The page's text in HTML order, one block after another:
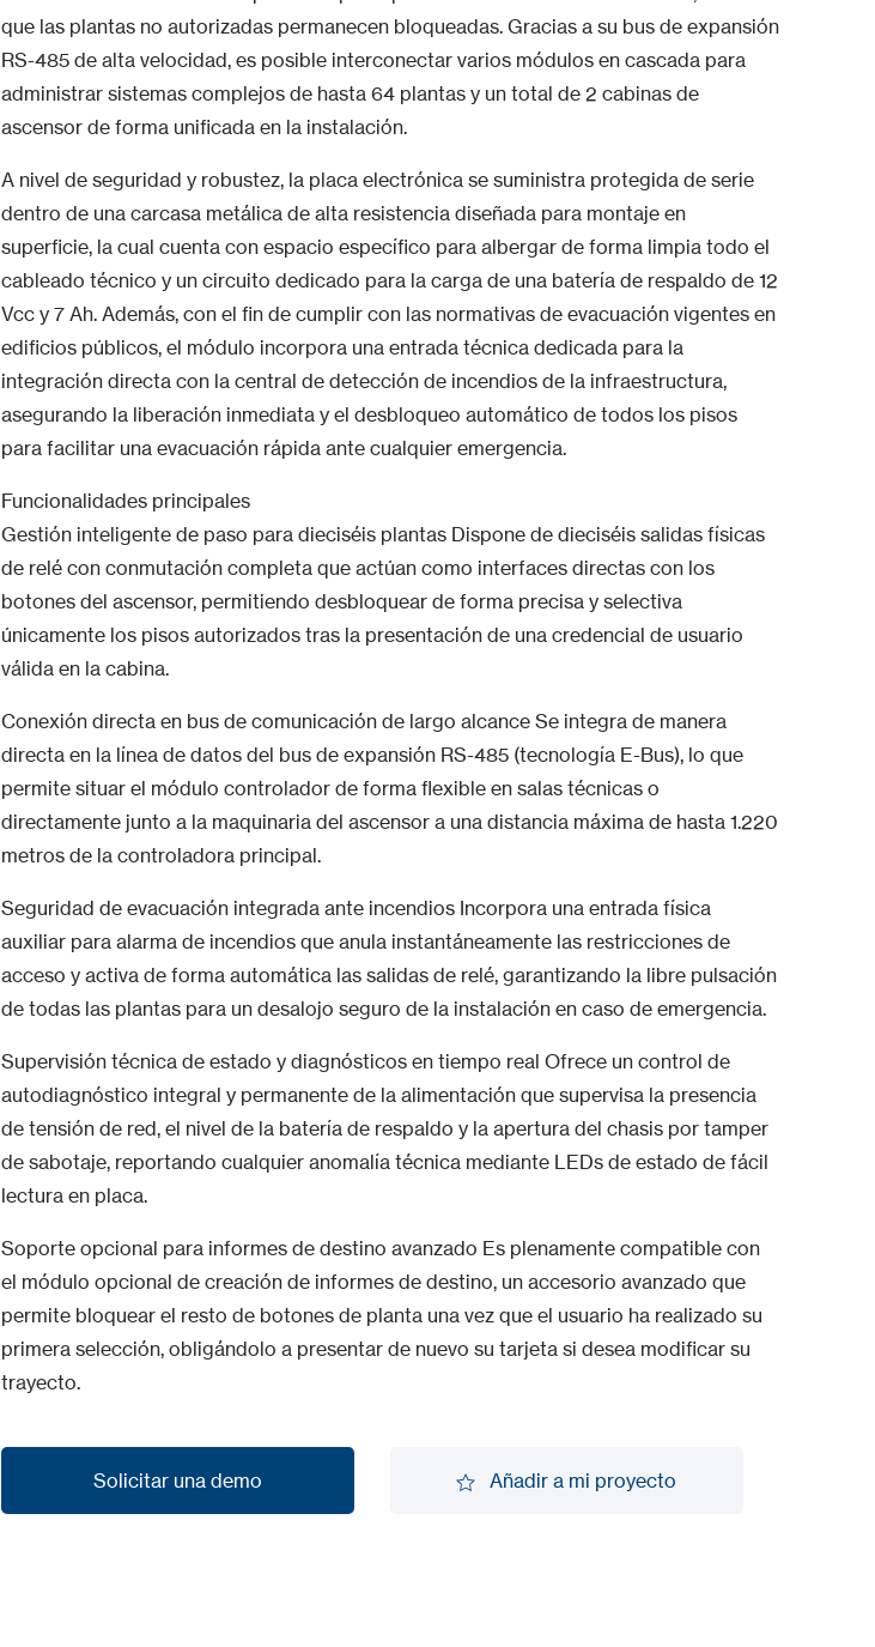
que las plantas no autorizadas permanecen bloqueadas. Gracias a su bus de expansión
RS-485 de alta velocidad, es posible interconectar varios módulos en cascada para
administrar sistemas complejos de hasta 64 plantas y un total de 2 cabinas de
ascensor de forma unificada en la instalación.
A nivel de seguridad y robustez, la placa electrónica se suministra protegida de serie
dentro de una carcasa metálica de alta resistencia diseñada para montaje en
superficie, la cual cuenta con espacio específico para albergar de forma limpia todo el
cableado técnico y un circuito dedicado para la carga de una batería de respaldo de 12
Vcc y 7 Ah. Además, con el fin de cumplir con las normativas de evacuación vigentes en
edificios públicos, el módulo incorpora una entrada técnica dedicada para la
integración directa con la central de detección de incendios de la infraestructura,
asegurando la liberación inmediata y el desbloqueo automático de todos los pisos
para facilitar una evacuación rápida ante cualquier emergencia.
Funcionalidades principales
Gestión inteligente de paso para dieciséis plantas Dispone de dieciséis salidas físicas
de relé con conmutación completa que actúan como interfaces directas con los
botones del ascensor, permitiendo desbloquear de forma precisa y selectiva
únicamente los pisos autorizados tras la presentación de una credencial de usuario
válida en la cabina.
Conexión directa en bus de comunicación de largo alcance Se integra de manera
directa en la línea de datos del bus de expansión RS-485 (tecnología E-Bus), lo que
permite situar el módulo controlador de forma flexible en salas técnicas o
directamente junto a la maquinaria del ascensor a una distancia máxima de hasta 1.220
metros de la controladora principal.
Seguridad de evacuación integrada ante incendios Incorpora una entrada física
auxiliar para alarma de incendios que anula instantáneamente las restricciones de
acceso y activa de forma automática las salidas de relé, garantizando la libre pulsación
de todas las plantas para un desalojo seguro de la instalación en caso de emergencia.
Supervisión técnica de estado y diagnósticos en tiempo real Ofrece un control de
autodiagnóstico integral y permanente de la alimentación que supervisa la presencia
de tensión de red, el nivel de la batería de respaldo y la apertura del chasis por tamper
de sabotaje, reportando cualquier anomalía técnica mediante LEDs de estado de fácil
lectura en placa.
Soporte opcional para informes de destino avanzado Es plenamente compatible con
el módulo opcional de creación de informes de destino, un accesorio avanzado que
permite bloquear el resto de botones de planta una vez que el usuario ha realizado su
primera selección, obligándolo a presentar de nuevo su tarjeta si desea modificar su
trayecto.
Solicitar una demo Añadir a mi proyecto